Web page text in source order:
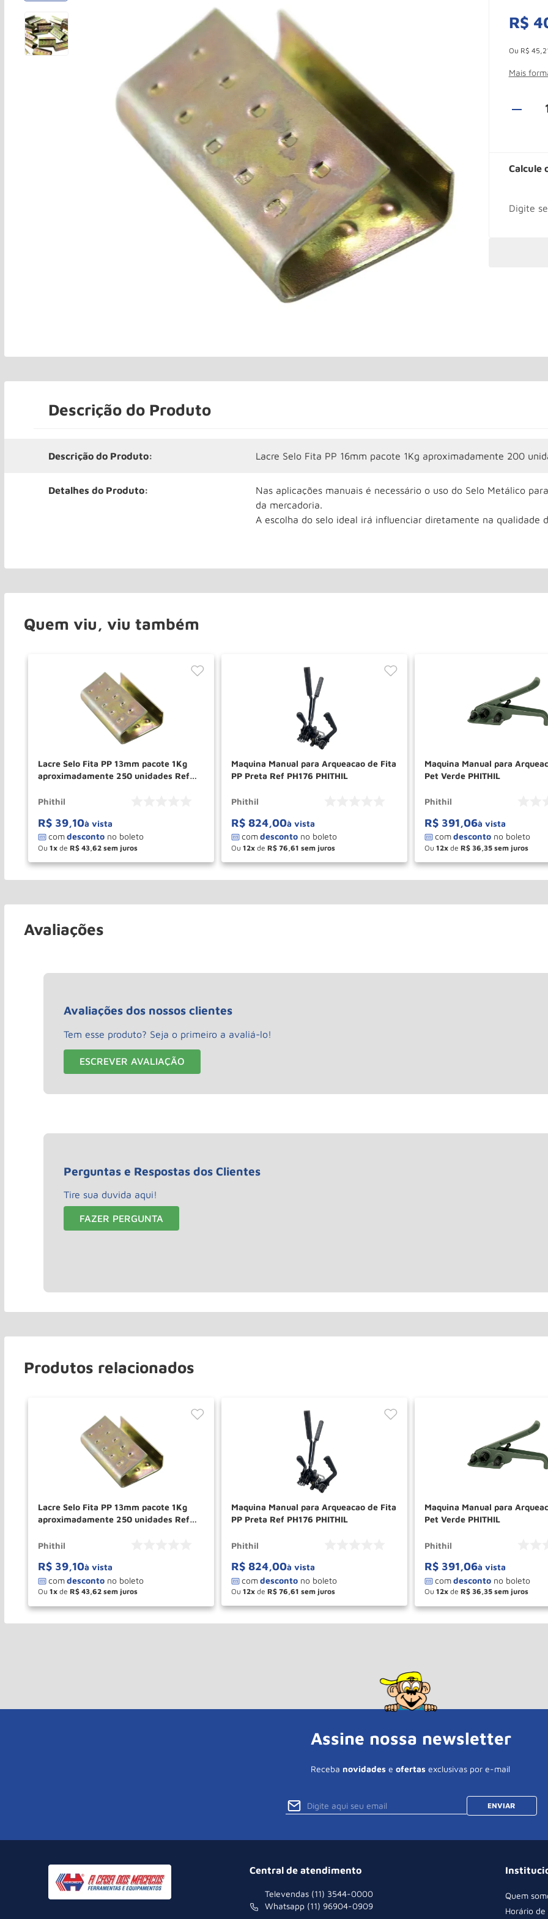
R$
Ou R$ 45
Mais
Calcule
Descrição do Produto
Descrição do Produto: Lacre Selo Fita PP 16mm pacote 1Kg aproximadamente 200
Detalhes do Produto:
Nas aplicações manuais é necessário o uso do Selo Metálico
da mercadoria.
A escolha do selo ideal irá influenciar diretamente na qualidade
Quem viu, viu também
Lacre Selo Fita PP 13mm pacote 1Kg
aproximadamente 250 unidades Ref
Phithil
R$ 39,10à vista
Ou 1 de R$ 43 62
＋
－ COMPRAR
Maquina Manual para Arqueacao de Fita
PP Preta Ref PH176 PHITHIL
Phithil
R$ 824,00à vista
Ou 12 de R$ 76 61
＋
－ COMPRAR
Maquina Manual para
Pet Verde PHITHIL
Phithil
R$ 391,06à vista
Ou 12 de R$ 36 35
＋
－
Avaliações
Avaliações dos nossos clientes
Tem esse produto? Seja o primeiro a avaliá-lo!
ESCREVER AVALIAÇÃO
Perguntas e Respostas dos Clientes
Tire sua duvida aqui!
FAZER PERGUNTA
Produtos relacionados
Lacre Selo Fita PP 13mm pacote 1Kg
aproximadamente 250 unidades Ref
Phithil
R$ 39,10à vista
Ou 1 de R$ 43,62
＋
－ COMPRAR
Maquina Manual para Arqueacao de Fita
PP Preta Ref PH176 PHITHIL
Phithil
R$ 824,00à vista
Ou 12 de R$ 76,61
＋
－ COMPRAR
Maquina Manual para
Pet Verde PHITHIL
Phithil
R$ 391,06à vista
Ou 12 de R$ 36,35
＋
－
Assine nossa newsletter
Receba novidades e ofertas exclusivas por e-mail
ENVIAR
Central de atendimento
Televendas (11) 3544-0000
Whatsapp (11) 96904-0909
Quem
Horário